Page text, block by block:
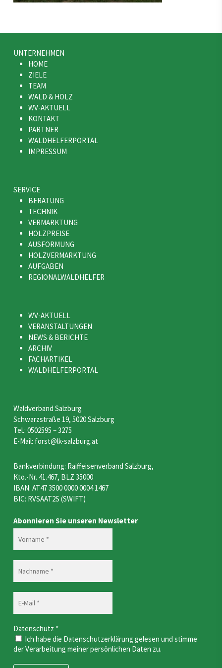
UNTERNEHMEN
HOME
ZIELE
TEAM
WALD & HOLZ
WV-AKTUELL
KONTAKT
PARTNER
WALDHELFERPORTAL
IMPRESSUM
SERVICE
BERATUNG
TECHNIK
VERMARKTUNG
HOLZPREISE
AUSFORMUNG
HOLZVERMARKTUNG
AUFGABEN
REGIONALWALDHELFER
WV-AKTUELL
VERANSTALTUNGEN
NEWS & BERICHTE
ARCHIV
FACHARTIKEL
WALDHELFERPORTAL
Waldverband Salzburg
Schwarzstraße 19, 5020 Salzburg
Tel.: 0502595 – 3275
E-Mail: forst@lk-salzburg.at
Bankverbindung: Raiffeisenverband Salzburg,
Kto.-Nr. 41.467, BLZ 35000
IBAN: AT47 3500 0000 0004 1467
BIC: RVSAAT2S (SWIFT)
Abonnieren Sie unseren Newsletter
Datenschutz *
Ich habe die Datenschutzerklärung gelesen und stimme
der Verarbeitung meiner persönlichen Daten zu.